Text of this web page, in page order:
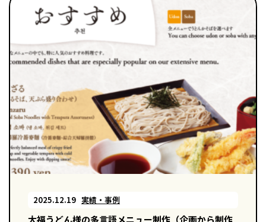
2025.12.19 実績・事例
大福うどん様の多言語メニュー制作（企画から制作